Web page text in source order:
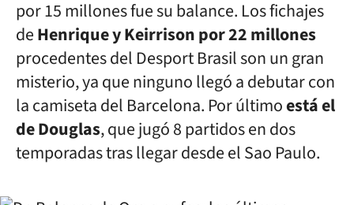
por 15 millones fue su balance. Los fichajes
deHenrique y Keirrison por 22 millones
procedentes del Desport Brasil son un gran
misterio, ya que ninguno llegó a debutar con
la camiseta del Barcelona. Por últimoestá el
de Douglas, que jugó 8 partidos en dos
temporadas tras llegar desde el Sao Paulo.